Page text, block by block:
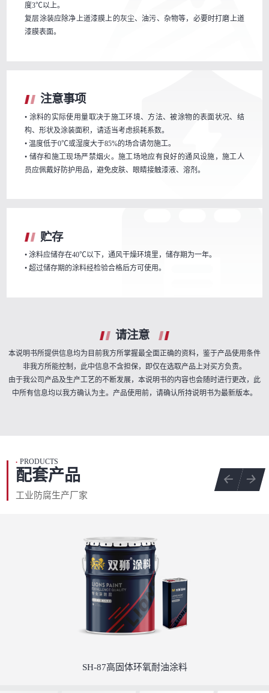
度3℃以上。
复层涂装应除净上道漆膜上的灰尘、油污、杂物等，必要时打磨上道
漆膜表面。
注意事项
• 涂料的实际使用量取决于施工环境、方法、被涂物的表面状况、结
构、形状及涂装面积，请适当考虑损耗系数。
• 温度低于0℃或湿度大于85%的场合请勿施工。
• 储存和施工现场严禁烟火。施工场地应有良好的通风设施，施工人
员应佩戴好防护用品，避免皮肤、眼睛接触漆液、溶剂。
贮存
• 涂料应储存在40℃以下，通风干燥环境里，储存期为一年。
• 超过储存期的涂料经检验合格后方可使用。
请注意
本说明书所提供信息均为目前我方所掌握最全面正确的资料，鉴于产品使用条件
非我方所能控制，此中信息不含担保，即仅在选取产品上对买方负责。
由于我公司产品及生产工艺的不断发展，本说明书的内容也会随时进行更改，此
中所有信息均以我方确认为主。产品使用前，请确认所持说明书为最新版本。
• PRODUCTS
配套产品
工业防腐生产厂家
SH-87高固体环氧耐油涂料